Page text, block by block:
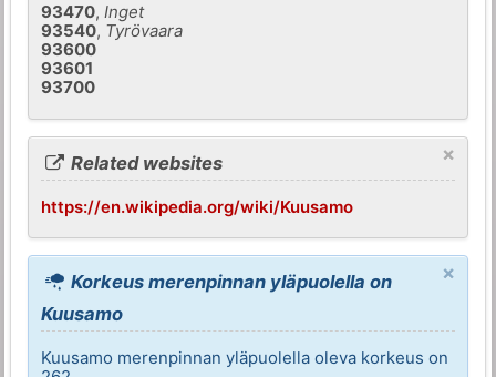
93470,Inget
93540, Tyrövaara
93600
93601
93700
×
Related websites
https://en.wikipedia.org/wiki/Kuusamo
×
Korkeus merenpinnan yläpuolella on
Kuusamo
Kuusamo merenpinnan yläpuolella oleva korkeus on